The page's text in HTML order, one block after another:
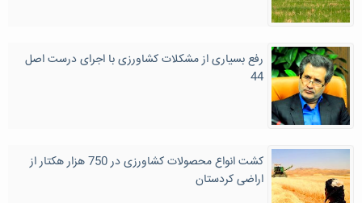
رفع بسیاری از مشکلات کشاورزی با اجرای درست اصل
44
کشت انواع محصولات کشاورزی در 750 هزار هکتار از
اراضی کردستان